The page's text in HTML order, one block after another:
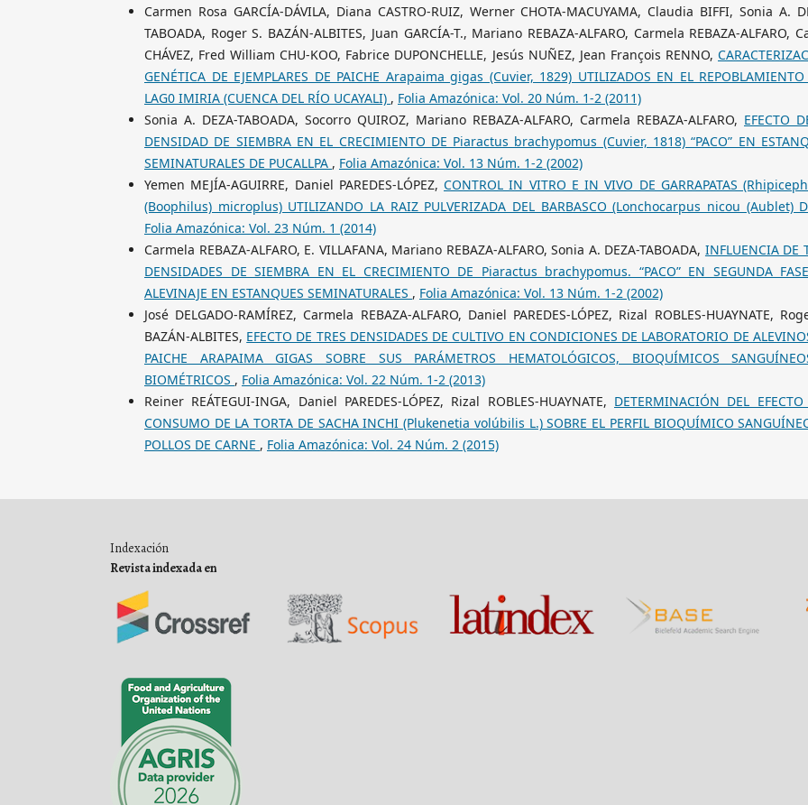
Carmen Rosa GARCÍA-DÁVILA, Diana CASTRO-RUIZ, Werner CHOTA-MACUYAMA, Claudia BIFFI, Sonia A.
TABOADA, Roger S. BAZÁN-ALBITES, Juan GARCÍA-T., Mariano REBAZA-ALFARO, Carmela REBAZA-ALFARO,
CHÁVEZ, Fred William CHU-KOO, Fabrice DUPONCHELLE, Jesús NUÑEZ, Jean François RENNO,
GENÉTICA DE EJEMPLARES DE PAICHE Arapaima gigas (Cuvier, 1829) UTILIZADOS EN EL REPOBLAMIENTO
LAG0 IMIRIA (CUENCA DEL RÍO UCAYALI) , Folia Amazónica: Vol. 20 Núm. 1-2 (2011)
Sonia A. DEZA-TABOADA, Socorro QUIROZ, Mariano REBAZA-ALFARO, Carmela REBAZA-ALFARO, EFECTO
DENSIDAD DE SIEMBRA EN EL CRECIMIENTO DE Piaractus brachypomus (Cuvier, 1818) “PACO” EN
SEMINATURALES DE PUCALLPA , Folia Amazónica: Vol. 13 Núm. 1-2 (2002)
Yemen MEJÍA-AGUIRRE, Daniel PAREDES-LÓPEZ, CONTROL IN VITRO E IN VIVO DE GARRAPATAS
(Boophilus) microplus) UTILIZANDO LA RAIZ PULVERIZADA DEL BARBASCO (Lonchocarpus nicou (Aublet)
Folia Amazónica: Vol. 23 Núm. 1 (2014)
Carmela REBAZA-ALFARO, E. VILLAFANA, Mariano REBAZA-ALFARO, Sonia A. DEZA-TABOADA, INFLUENCIA DE
DENSIDADES DE SIEMBRA EN EL CRECIMIENTO DE Piaractus brachypomus. “PACO” EN SEGUNDA
ALEVINAJE EN ESTANQUES SEMINATURALES , Folia Amazónica: Vol. 13 Núm. 1-2 (2002)
José DELGADO-RAMÍREZ, Carmela REBAZA-ALFARO, Daniel PAREDES-LÓPEZ, Rizal ROBLES-HUAYNATE,
BAZÁN-ALBITES, EFECTO DE TRES DENSIDADES DE CULTIVO EN CONDICIONES DE LABORATORIO DE
PAICHE ARAPAIMA GIGAS SOBRE SUS PARÁMETROS HEMATOLÓGICOS, BIOQUÍMICOS
BIOMÉTRICOS , Folia Amazónica: Vol. 22 Núm. 1-2 (2013)
Reiner REÁTEGUI-INGA, Daniel PAREDES-LÓPEZ, Rizal ROBLES-HUAYNATE, DETERMINACIÓN DEL
CONSUMO DE LA TORTA DE SACHA INCHI (Plukenetia volúbilis L.) SOBRE EL PERFIL BIOQUÍMICO
POLLOS DE CARNE , Folia Amazónica: Vol. 24 Núm. 2 (2015)
Indexación
Revista indexada en